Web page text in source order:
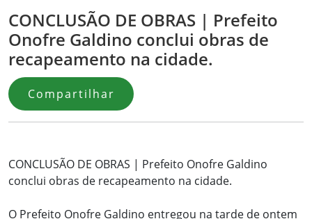
CONCLUSÃO DE OBRAS | Prefeito
Onofre Galdino conclui obras de
recapeamento na cidade.
Compartilhar
CONCLUSÃO DE OBRAS | Prefeito Onofre Galdino
conclui obras de recapeamento na cidade.
O Prefeito Onofre Galdino entregou na tarde de ontem